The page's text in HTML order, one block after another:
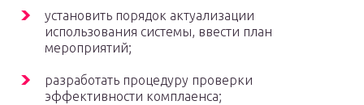
установить порядок актуализации
использования системы, ввести план
мероприятий;
разработать процедуру проверки
эффективности комплаенса;